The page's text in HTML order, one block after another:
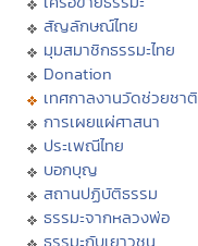
สัญลักษณ์ไทย
มุมสมาชิกธรรมะไทย
Donation
เทศกาลงานวัดช่วยชาติ
การเผยแผ่ศาสนา
ประเพณีไทย
บอกบุญ
สถานปฏิบัติธรรม
ธรรมะจากหลวงพ่อ